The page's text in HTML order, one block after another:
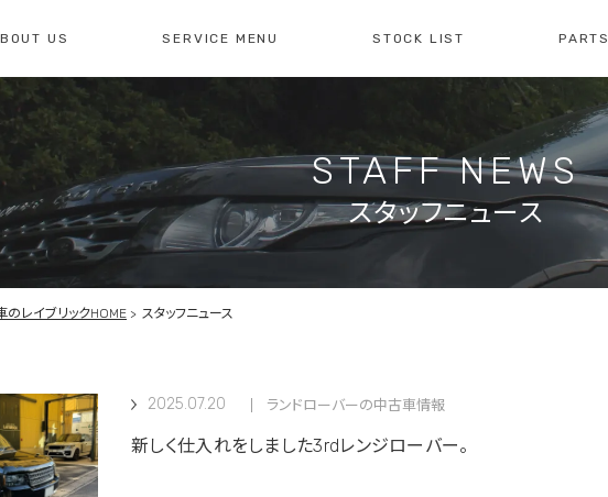
US
レイブリックについて 店舗紹介
SERVICE MENU
修理・整備・故障診断 車検・点検のご案内
STOCK LIST PARTS
0561-61-3930
10:00-19:00
わせ
お問い合わせ
お問い合わせ
買取のお問い合わせ
STAFF NEWS
スタッフニュース
レイブリックHOME スタッフニュース
2025.07.20 ランドローバーの中古車情報
新しく仕入れをしました3rdレンジローバー。